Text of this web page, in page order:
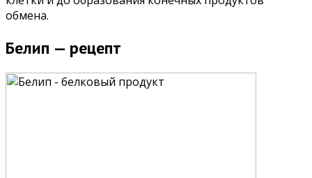
обмена.
Белип — рецепт